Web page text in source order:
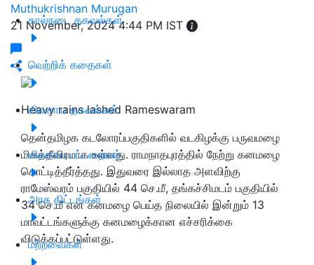
கால்நடை தகவல்கள்
வெற்றிக் கதைகள்
விவசாய தகவல்கள்
விவசாய பட்டறைகள்
அரசு திட்டங்கள்
மற்றவைகள்
Muthukrishnan Murugan
21 November, 2024 4:44 PM IST
Heavy rains lashed Rameswaram
தென்தமிழக கடலோரப்பகுதிகளில் வடகிழக்கு பருவமழை
மிகத்தீவிரமாக உள்ளது. ராமநாதபுரத்தில் நேற்று கனமழை
கொட்டித்தீர்த்தது. இதுவரை இல்லாத அளவிற்கு
ராமேஸ்வரம் பகுதியில் 44 செ.மீ, தங்கச்சிமடம் பகுதியில்
34 செ.மீ என கனமழை பெய்த நிலையில் இன்றும் 13
மாவட்டங்களுக்கு கனமழைக்கான எச்சரிக்கை
விடுக்கப்பட்டுள்ளது.